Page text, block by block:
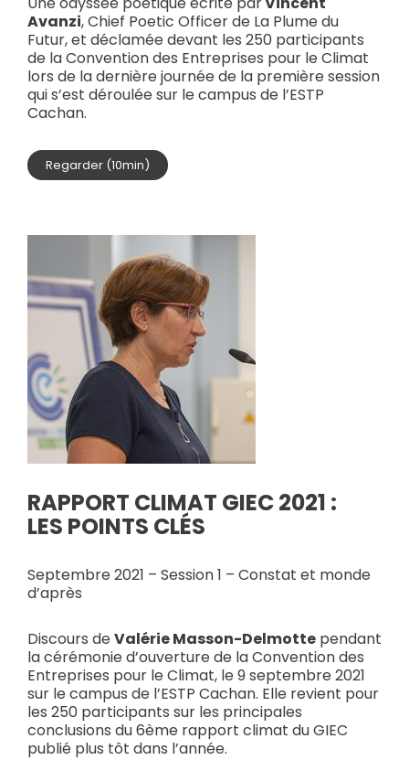
Avanzi, Chief Poetic Officer de La Plume du
Futur, et déclamée devant les 250 participants
de la Convention des Entreprises pour le Climat
lors de la dernière journée de la première session
qui s’est déroulée sur le campus de l’ESTP
Cachan.
Regarder (10min)
RAPPORT CLIMAT GIEC 2021 :
LES POINTS CLÉS
Septembre 2021 – Session 1 – Constat et monde
d’après
Discours deValérie Masson-Delmotte pendant
la cérémonie d’ouverture de la Convention des
Entreprises pour le Climat, le 9 septembre 2021
sur le campus de l’ESTP Cachan. Elle revient pour
les 250 participants sur les principales
conclusions du 6ème rapport climat du GIEC
publié plus tôt dans l’année.